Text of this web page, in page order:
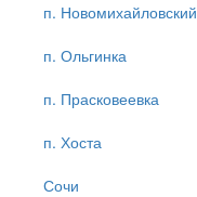
п. Новомихайловский
п. Ольгинка
п. Прасковеевка
п. Хоста
Сочи